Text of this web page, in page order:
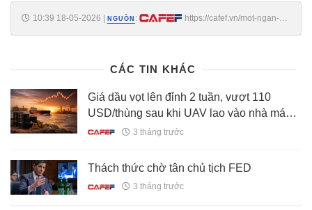
10:39 18-05-2026 | NGUỒN :
https://cafef.vn/mot-ngan-
CÁC TIN KHÁC
Giá dầu vọt lên đỉnh 2 tuần, vượt 110
USD/thùng sau khi UAV lao vào nhà máy
điện hạt nhân của Vương quốc Ả rập
3 tháng trước
Thách thức chờ tân chủ tịch FED
3 tháng trước